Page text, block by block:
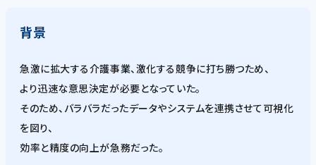
背景
急激に拡大する介護事業、激化する競争に打ち勝つため、
より迅速な意思決定が必要となっていた。
そのため、バラバラだったデータやシステムを連携させて可視化
を図り、
効率と精度の向上が急務だった。